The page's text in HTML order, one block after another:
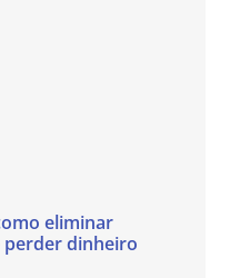
eliminar
perder dinheiro